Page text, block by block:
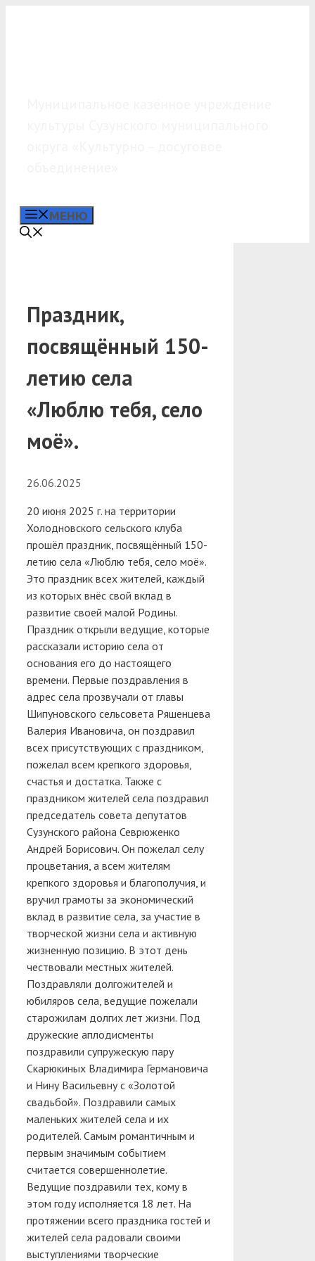
МЕНЮ
Праздник,
посвящённый 150-
летию села
«Люблю тебя, село
моё».
26.06.2025
20 июня 2025 г. на территории
Холодновского сельского клуба
прошёл праздник, посвящённый 150-
летию села «Люблю тебя, село моё».
Это праздник всех жителей, каждый
из которых внёс свой вклад в
развитие своей малой Родины.
Праздник открыли ведущие, которые
рассказали историю села от
основания его до настоящего
времени. Первые поздравления в
адрес села прозвучали от главы
Шипуновского сельсовета Ряшенцева
Валерия Ивановича, он поздравил
всех присутствующих с праздником,
пожелал всем крепкого здоровья,
счастья и достатка. Также с
праздником жителей села поздравил
председатель совета депутатов
Сузунского района Севрюженко
Андрей Борисович. Он пожелал селу
процветания, а всем жителям
крепкого здоровья и благополучия, и
вручил грамоты за экономический
вклад в развитие села, за участие в
творческой жизни села и активную
жизненную позицию. В этот день
чествовали местных жителей.
Поздравляли долгожителей и
юбиляров села, ведущие пожелали
старожилам долгих лет жизни. Под
дружеские аплодисменты
поздравили супружескую пару
Скарюкиных Владимира Германовича
и Нину Васильевну с «Золотой
свадьбой». Поздравили самых
маленьких жителей села и их
родителей. Самым романтичным и
первым значимым событием
считается совершеннолетие.
Ведущие поздравили тех, кому в
этом году исполняется 18 лет. На
протяжении всего праздника гостей и
жителей села радовали своими
выступлениями творческие